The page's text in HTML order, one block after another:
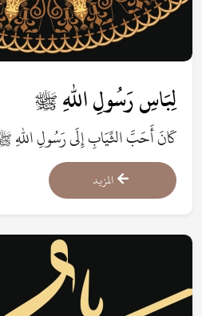
لِبَاسِ رَسُولِ اللهِ ﷺ
كَانَ أَحَبَّ الثِّيَابِ إِلَى رَسُولِ
المزيد